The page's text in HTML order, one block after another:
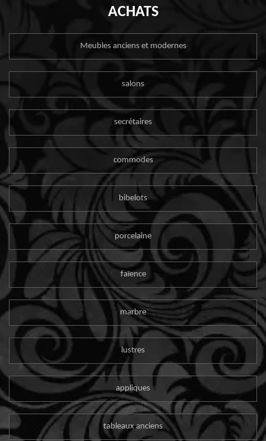
ACHATS
Meubles anciens et modernes
salons
secrétaires
commodes
bibelots
porcelaine
faïence
marbre
lustres
appliques
tableaux anciens